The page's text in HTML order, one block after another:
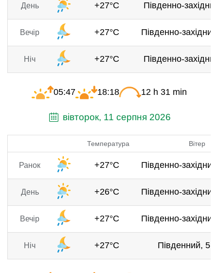
День +27°C Південно-
Вечір +27°C Південно-
Ніч +27°C Південно-
05:47 18:18 12 h 31 min
вівторок, 11 серпня 2026
Температура Вітер
Ранок +27°C Південно-
День +26°C Південно-
Вечір +27°C Південно-
Ніч +27°C Південний,